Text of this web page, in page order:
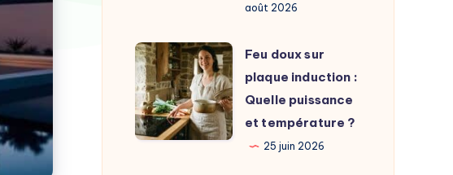
prix
et
retour
d’expérience
août 2026
Feu
doux
sur
plaque
induction
Feu doux sur
plaque induction :
Quelle puissance
et température ?
25 juin 2026